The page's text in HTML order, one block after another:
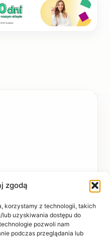
zgodą
korzystamy z technologii, takich
uzyskiwania dostępu do
pozwoli nam
podczas przeglądania lub